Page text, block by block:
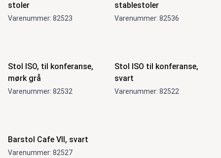
stoler
Varenummer: 82523
stablestoler
Varenummer: 82536
Stol ISO, til konferanse,
mørk grå
Varenummer: 82532
Stol ISO til konferanse,
svart
Varenummer: 82522
Barstol Cafe VII, svart
Varenummer: 82527